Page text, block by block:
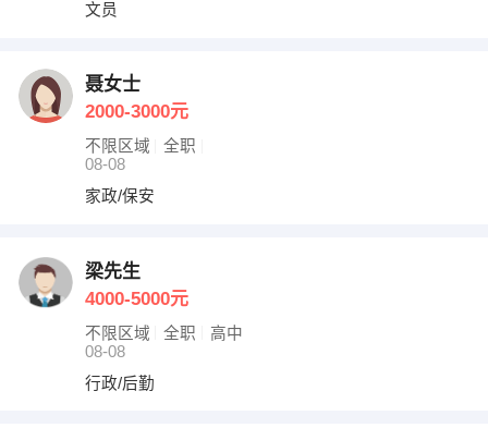
文员
聂女士
2000-3000元
不限区域
全职
08-08
家政/保安
梁先生
4000-5000元
不限区域 全职
高中
08-08
行政/后勤